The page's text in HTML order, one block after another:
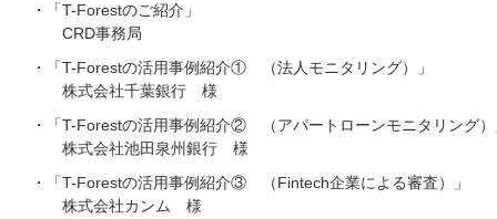
・「T-Forestのご紹介」
CRD事務局
・「T-Forestの活用事例紹介① （法人モニタリング）」
株式会社千葉銀行 様
・「T-Forestの活用事例紹介② （アパートローンモニタリング）
株式会社池田泉州銀行 様
・「T-Forestの活用事例紹介③ （Fintech企業による審査）」
株式会社カンム 様